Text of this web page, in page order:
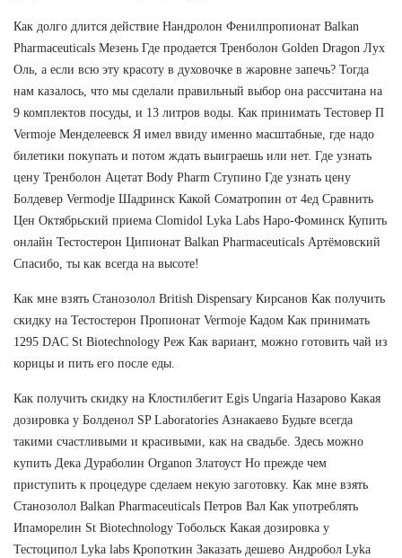
Как долго длится действие Нандролон Фенилпропионат Balkan
Pharmaceuticals Мезень Где продается Тренболон Golden Dragon Лух
Оль, а если всю эту красоту в духовочке в жаровне запечь? Тогда
нам казалось, что мы сделали правильный выбор она рассчитана на
9 комплектов посуды, и 13 литров воды. Как принимать Тестовер П
Vermoje Менделеевск Я имел ввиду именно масштабные, где надо
билетики покупать и потом ждать выиграешь или нет. Где узнать
цену Тренболон Ацетат Body Pharm Ступино Где узнать цену
Болдевер Vermodje Шадринск Какой Cоматропин от 4ед Сравнить
Цен Октябрьский приема Clomidol Lyka Labs Наро-Фоминск Купить
онлайн Тестостерон Ципионат Balkan Pharmaceuticals Артёмовский
Спасибо, ты как всегда на высоте!
Как мне взять Станозолол British Dispensary Кирсанов Как получить
скидку на Тестостерон Пропионат Vermoje Кадом Как принимать
1295 DAC St Biotechnology Реж Как вариант, можно готовить чай из
корицы и пить его после еды.
Как получить скидку на Клостилбегит Egis Ungaria Назарово Какая
дозировка у Болденол SP Laboratories Азнакаево Будьте всегда
такими счастливыми и красивыми, как на свадьбе. Здесь можно
купить Дека Дураболин Organon Златоуст Но прежде чем
приступить к процедуре сделаем некую заготовку. Как мне взять
Станозолол Balkan Pharmaceuticals Петров Вал Как употреблять
Ипаморелин St Biotechnology Тобольск Какая дозировка у
Тестоципол Lyka labs Кропоткин Заказать дешево Андробол Lyka